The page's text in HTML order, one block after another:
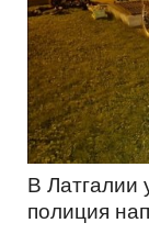
В Латгалии
полиция